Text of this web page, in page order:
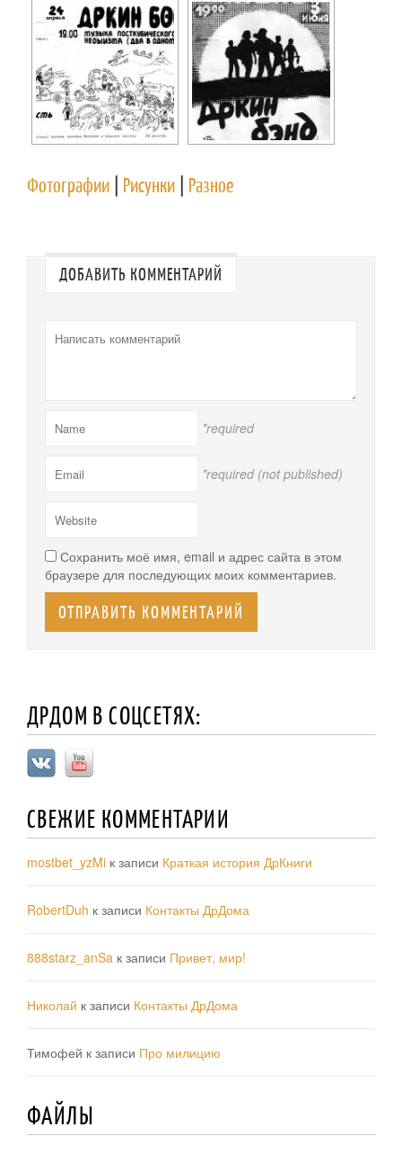
Фотографии Рисунки Разное
ДОБАВИТЬ КОММЕНТАРИЙ
*required
*required (not published)
Сохранить моё имя, email и адрес сайта в этом
браузере для последующих моих комментариев.
ДРДОМ В СОЦСЕТЯХ:
СВЕЖИЕ КОММЕНТАРИИ
mostbet_yzMi к записи Краткая история ДрКниги
RobertDuh к записи Контакты ДрДома
888starz_anSa к записи Привет, мир!
Николай к записи Контакты ДрДома
Тимофей к записи Про милицию
ФАЙЛЫ